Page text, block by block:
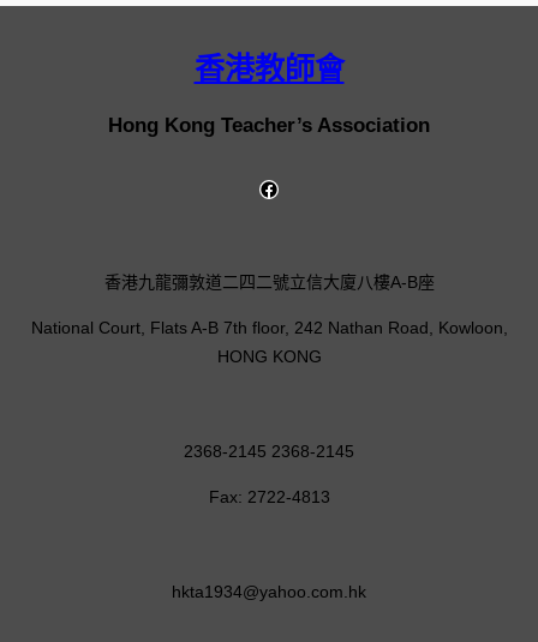
香港教師會
Hong Kong Teacher’s Association
香港九龍彌敦道二四二號立信大廈八樓A-B座
National Court, Flats A-B 7th floor, 242 Nathan Road, Kowloon,
HONG KONG
2368-2145 2368-2145
Fax: 2722-4813
hkta1934@yahoo.com.hk